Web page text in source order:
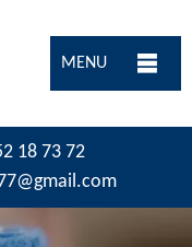
MENU
18 73 72